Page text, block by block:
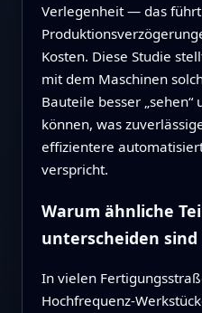
Verlegenheit — das
Kosten. Diese Studie
mit dem Maschinen
Bauteile besser
können, was
effizientere
verspricht.
Warum ähnliche
unterscheiden sind
In vielen